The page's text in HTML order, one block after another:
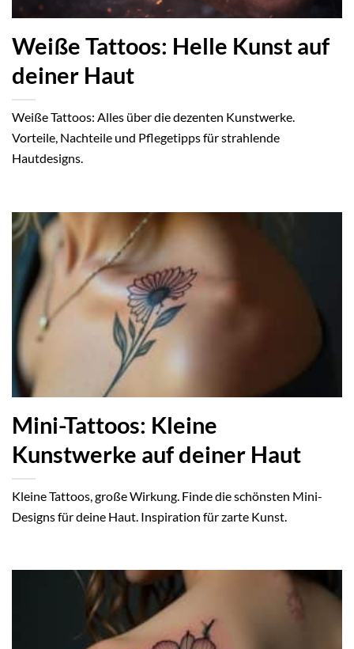
Weiße Tattoos: Helle Kunst auf
deiner Haut
Weiße Tattoos: Alles über die dezenten Kunstwerke.
Vorteile, Nachteile und Pflegetipps für strahlende
Hautdesigns.
Mini-Tattoos: Kleine
Kunstwerke auf deiner Haut
Kleine Tattoos, große Wirkung. Finde die schönsten Mini-
Designs für deine Haut. Inspiration für zarte Kunst.